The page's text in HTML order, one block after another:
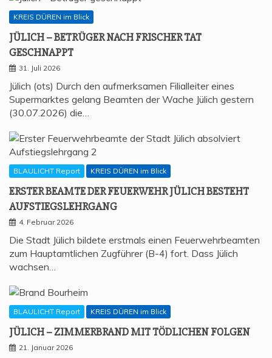
KREIS DÜREN im Blick
JÜLICH – BETRÜ­GER NACH FRI­SCHER TAT
GESCHNAPPT
31. Juli 2026
Jülich (ots) Durch den aufmerksamen Filialleiter eines
Supermarktes gelang Beamten der Wache Jülich gestern
(30.07.2026) die…
BLAULICHT Report KREIS DÜREN im Blick
ERS­TER BEAM­TE DER FEU­ER­WEHR JÜLICH BESTEHT
AUFSTIEGSLEHRGANG
4. Februar 2026
Die Stadt Jülich bildete erstmals einen Feuerwehrbeamten
zum Hauptamtlichen Zugführer (B-4) fort. Dass Jülich
wachsen…
BLAULICHT Report KREIS DÜREN im Blick
JÜLICH – ZIM­MER­BRAND MIT TÖD­LI­CHEN FOLGEN
21. Januar 2026